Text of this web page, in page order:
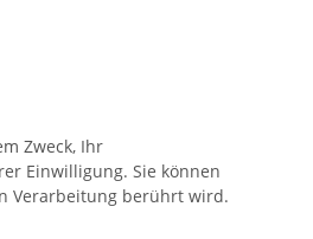
Zweck, Ihr
Einwilligung. Sie können
Verarbeitung berührt wird.